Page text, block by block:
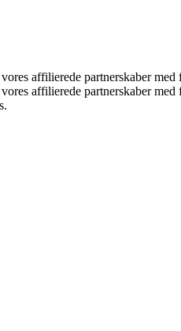
affilierede partnerskaber med
affilierede partnerskaber